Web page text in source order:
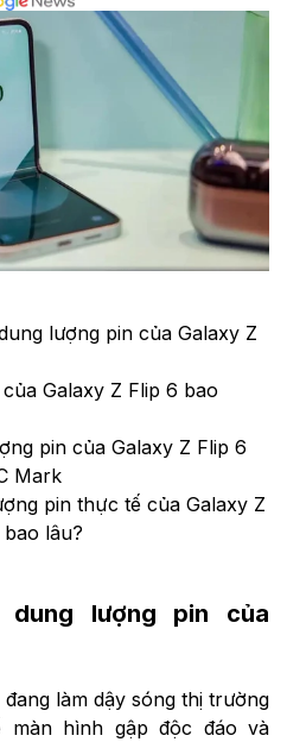
lượng pin của Galaxy Z
Galaxy Z Flip 6 bao
pin của Galaxy Z Flip 6
Mark
pin thực tế của Galaxy Z
lâu?
lượng pin của
đang làm dậy sóng thị trường
màn hình gập độc đáo và